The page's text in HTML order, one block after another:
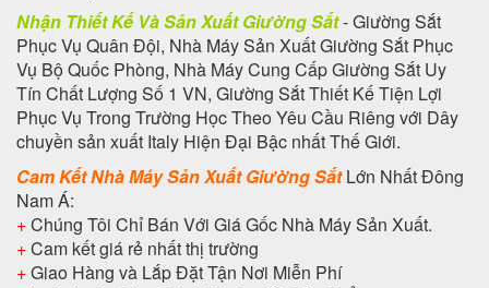
Nhận Thiết Kế Và Sản Xuất Giường Sắt- Giường Sắt
Phục Vụ Quân Đội, Nhà Máy Sản Xuất Giường Sắt Phục
Vụ Bộ Quốc Phòng, Nhà Máy Cung Cấp Giường Sắt Uy
Tín Chất Lượng Số 1 VN, Giường Sắt Thiết Kế Tiện Lợi
Phục Vụ Trong Trường Học Theo Yêu Cầu Riêng với Dây
chuyền sản xuất Italy Hiện Đại Bậc nhất Thế Giới.
Cam Kết Nhà Máy Sản Xuất Giường SắtLớn Nhất Đông
Nam Á:
+Chúng Tôi Chỉ Bán Với Giá Gốc Nhà Máy Sản Xuất.
+Cam kết giá rẻ nhất thị trường
+Giao Hàng và Lắp Đặt Tận Nơi Miễn Phí